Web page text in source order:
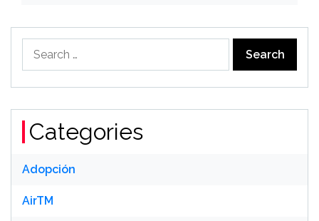
for:
Categories
Adopción
AirTM